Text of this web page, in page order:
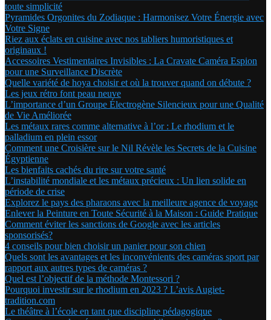
toute simplicité
Pyramides Orgonites du Zodiaque : Harmonisez Votre Énergie avec
Votre Signe
Riez aux éclats en cuisine avec nos tabliers humoristiques et
originaux !
Accessoires Vestimentaires Invisibles : La Cravate Caméra Espion
pour une Surveillance Discrète
Quelle variété de hoya choisir et où la trouver quand on débute ?
Les jeux rétro font peau neuve
L’importance d’un Groupe Électrogène Silencieux pour une Qualité
de Vie Améliorée
Les métaux rares comme alternative à l’or : Le rhodium et le
palladium en plein essor
Comment une Croisière sur le Nil Révèle les Secrets de la Cuisine
Égyptienne
Les bienfaits cachés du rire sur votre santé
L’instabilité mondiale et les métaux précieux : Un lien solide en
période de crise
Explorez le pays des pharaons avec la meilleure agence de voyage
Enlever la Peinture en Toute Sécurité à la Maison : Guide Pratique
Comment éviter les sanctions de Google avec les articles
sponsorisés?
4 conseils pour bien choisir un panier pour son chien
Quels sont les avantages et les inconvénients des caméras sport par
rapport aux autres types de caméras ?
Quel est l’objectif de la méthode Montessori ?
Pourquoi investir sur le rhodium en 2023 ? L’avis Augiet-
tradition.com
Le théâtre à l’école en tant que discipline pédagogique